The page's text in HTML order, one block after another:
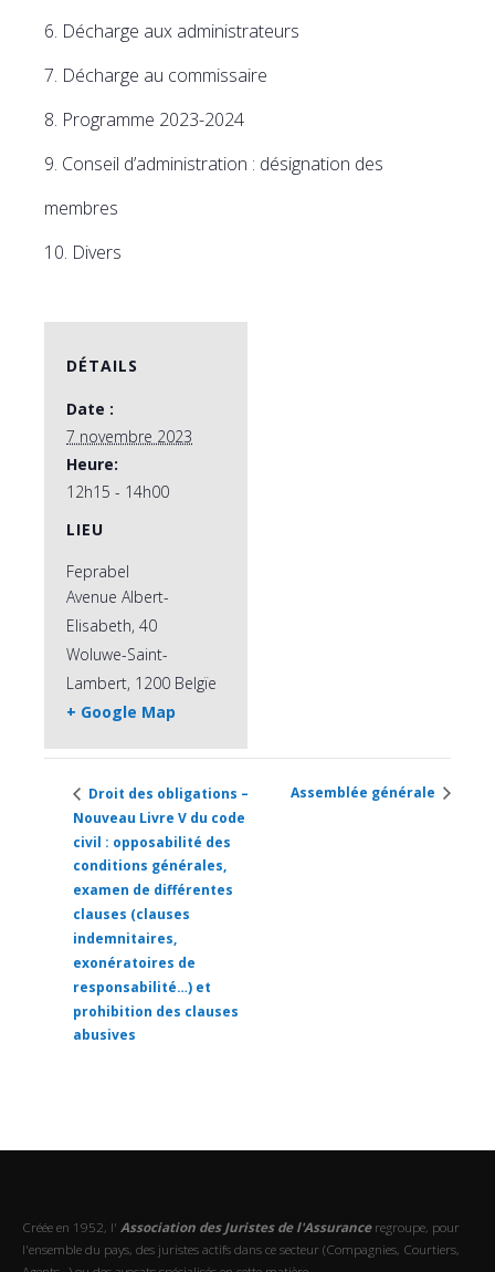
Décharge aux administrateurs
Décharge au commissaire
Programme 2023-2024
Conseil d’administration : désignation des
membres
Divers
DÉTAILS
Date :
7 novembre 2023
Heure:
12h15 - 14h00
LIEU
Feprabel
Avenue Albert-
Elisabeth, 40
Woluwe-Saint-
Lambert, 1200 Belgïe
+ Google Map
Droit des obligations –
Nouveau Livre V du code
civil : opposabilité des
conditions générales,
examen de différentes
clauses (clauses
indemnitaires,
exonératoires de
responsabilité…) et
prohibition des clauses
abusives
Assemblée générale
Créée en 1952, l' Association des Juristes de l'Assuranceregroupe, pour
l'ensemble du pays, des juristes actifs dans ce secteur (Compagnies, Courtiers,